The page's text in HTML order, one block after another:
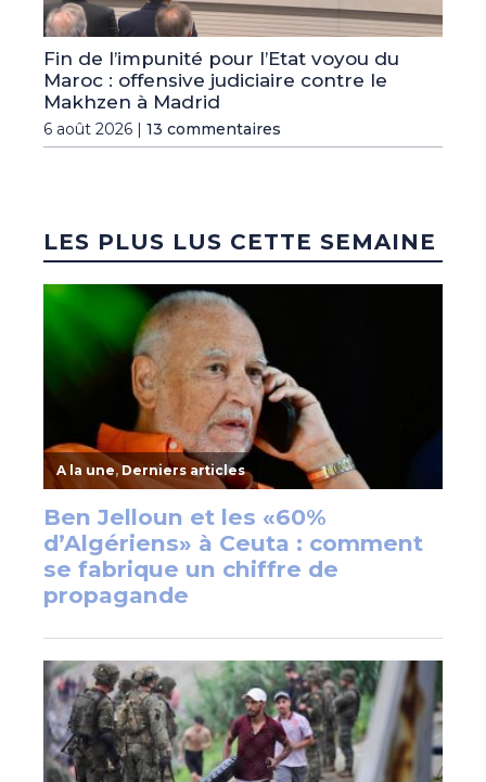
Fin de l’impunité pour l’Etat voyou du
Maroc : offensive judiciaire contre le
Makhzen à Madrid
6 août 2026 | 13 commentaires
LES PLUS LUS CETTE SEMAINE